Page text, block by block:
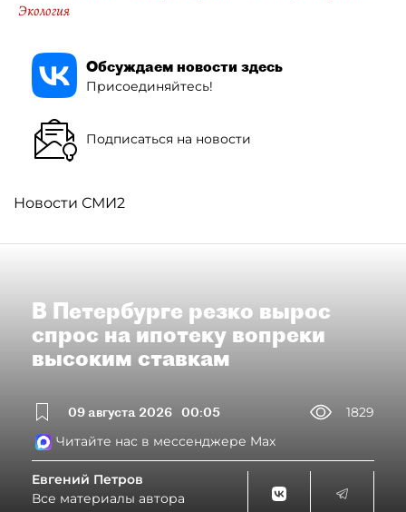
Экология
Обсуждаем новости здесь
Присоединяйтесь!
Подписаться на новости
Новости СМИ2
В Петербурге резко вырос
спрос на ипотеку вопреки
высоким ставкам
09 августа 2026 00:05
1829
Читайте нас в мессенджере Max
Евгений Петров
Все материалы автора